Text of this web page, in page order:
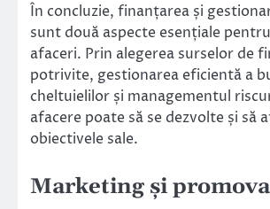
În concluzie, finanțarea și
sunt două aspecte esențiale
afaceri. Prin alegerea surselor de
potrivite, gestionarea eficientă a
cheltuielilor și managementul
afacere poate să se dezvolte și să
obiectivele sale.
Marketing și